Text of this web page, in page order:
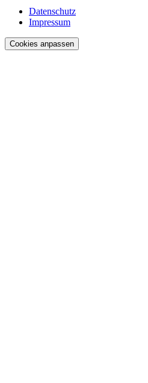
Datenschutz
Impressum
Cookies anpassen